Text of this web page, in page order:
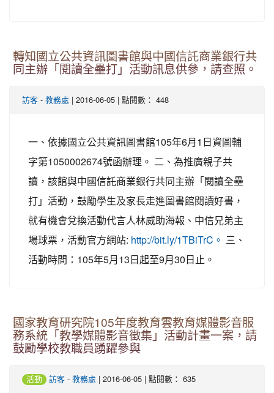
轉知國立公共資訊圖書館與中國信託商業銀行共
同主辦「閱讀全壘打」活動訊息供參，請查照。
訪客 - 教務處 | 2016-06-05 | 點閱數： 448
一、依據國立公共資訊圖書館105年6月1日資圖輔
字第1050002674號函辦理。 二、為推廣親子共
讀，該館與中國信託商業銀行共同主辦「閱讀全壘
打」活動，鼓勵學生及家長走進圖書館閱讀好書，
就有機會兌換活動代言人林威助海報、中信兄弟主
場球票，活動官方網站: http://bit.ly/1TBiTrC。
三、
活動時間：105年5月13日起至9月30日止。
國家教育研究院105年度教育雲教育媒體影音服
務系統「教學媒體影音徵集」活動計畫一案，請
鼓勵學校教職員踴躍參與
活動 訪客 - 教務處 | 2016-06-05 | 點閱數： 635